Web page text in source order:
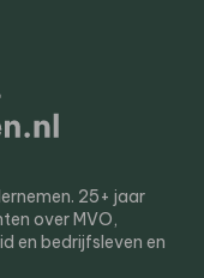
25+ jaar
over MVO,
en bedrijfsleven en